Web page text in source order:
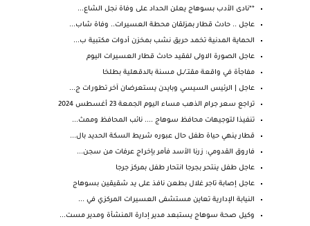
**نادى الأدب بسوهاج يعلن الحداد على وفاة نجل الشاع...
عاجل .. حادث قطار بمزلقان محطة العسيرات.. وفاة شاب...
الحماية المدنية تخمد حريق نشب بمخزن أدوات مكتبية ب...
عاجل الصورة الاولى لفقيد حادث قطار العسيرات اليوم
مفاجأة في واقعة مقتــ/ــل مسنة بالدقهلية بطلخا
عاجل | الرئيس السيسي وبايدن يستعرضان آخر تطورات ج...
تراجع سعر جرام الذهب مساء اليوم الجمعة 23 أغسطس 2024
تنفيذا لتوجيهات محافظ سوهاج .... نائب المحافظ وممث...
قطار ينهي حياة طفل حال عبوره شريط السكة الحديد بال...
فاروق القدومي: زرنا الأسد فأمر بإخراج عرفات من سجن...
عاجل طفل ينتحر بجرجا انتحار طفل بمركز جرجا
عاجل إصابة تاجر غلال بطعن نافذ على يد شقيقين بسوهاج
النيابة الإدارية تعاين مستشفى العسيرات المركزي في ...
وكيل صحة سوهاج يستبعد مدير إدارة المنشأة ومدير مست...